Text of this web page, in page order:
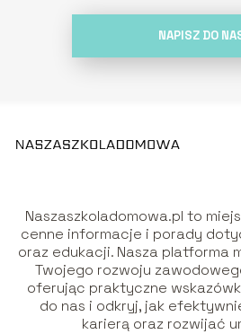
NAPISZ DO
Naszaszkoladomowa.pl to
cenne informacje i porady
oraz edukacji. Nasza platforma
Twojego rozwoju
oferując praktyczne
do nas i odkryj, jak
karierą oraz rozwijać